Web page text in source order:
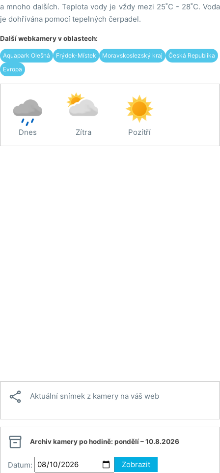
a mnoho dalších. Teplota vody je vždy mezi 25˚C - 28˚C. Voda
je dohřívána pomocí tepelných čerpadel.
Další webkamery v oblastech:
Aquapark Olešná Frýdek-Místek Moravskoslezský kraj
Česká Republika
Evropa
Dnes Zítra Pozítří
 Aktuální snímek z kamery na váš web
 Archiv kamery po hodině: pondělí – 10.8.2026
Datum: Zobrazit